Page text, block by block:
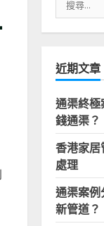
尋
關
字:
近期文章
通渠終極
錢通渠？
香港家
處理
通渠案
新管道？